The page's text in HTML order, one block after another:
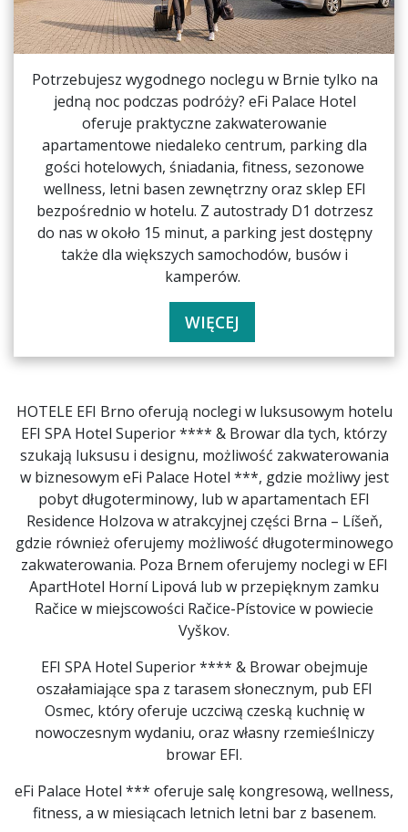
Potrzebujesz wygodnego noclegu w Brnie tylko na
jedną noc podczas podróży? eFi Palace Hotel
oferuje praktyczne zakwaterowanie
apartamentowe niedaleko centrum, parking dla
gości hotelowych, śniadania, fitness, sezonowe
wellness, letni basen zewnętrzny oraz sklep EFI
bezpośrednio w hotelu. Z autostrady D1 dotrzesz
do nas w około 15 minut, a parking jest dostępny
także dla większych samochodów, busów i
kamperów.
WIĘCEJ
HOTELE EFI Brno oferują noclegi w luksusowym hotelu
EFI SPA Hotel Superior **** & Browar dla tych, którzy
szukają luksusu i designu, możliwość zakwaterowania
w biznesowym eFi Palace Hotel ***, gdzie możliwy jest
pobyt długoterminowy, lub w apartamentach EFI
Residence Holzova w atrakcyjnej części Brna – Líšeň,
gdzie również oferujemy możliwość długoterminowego
zakwaterowania. Poza Brnem oferujemy noclegi w EFI
ApartHotel Horní Lipová lub w przepięknym zamku
Račice w miejscowości Račice-Pístovice w powiecie
Vyškov.
EFI SPA Hotel Superior **** & Browar obejmuje
oszałamiające spa z tarasem słonecznym, pub EFI
Osmec, który oferuje uczciwą czeską kuchnię w
nowoczesnym wydaniu, oraz własny rzemieślniczy
browar EFI.
eFi Palace Hotel *** oferuje salę kongresową, wellness,
fitness, a w miesiącach letnich letni bar z basenem.